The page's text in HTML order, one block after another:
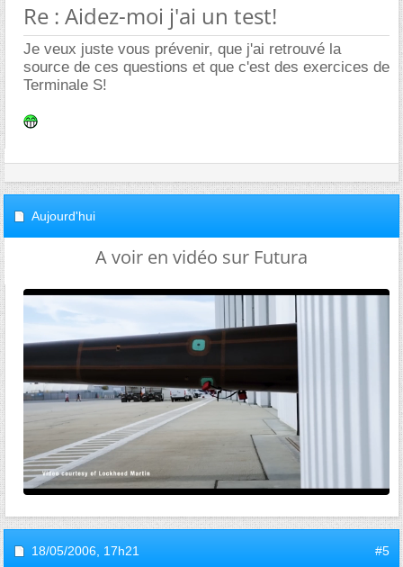
Re : Aidez-moi j'ai un test!
Je veux juste vous prévenir, que j'ai retrouvé la
source de ces questions et que c'est des exercices de
Terminale S!
Aujourd'hui
A voir en vidéo sur Futura
18/05/2006, 17h21 #5